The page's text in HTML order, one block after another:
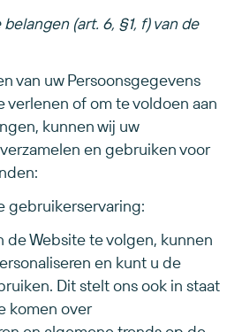
(art. 6, §1, f) van de
van uw Persoonsgegevens
verlenen of om te voldoen aan
kunnen wij uw
en gebruiken voor
gebruikerservaring:
de Website te volgen, kunnen
en kunt u de
Dit stelt ons ook in staat
komen over